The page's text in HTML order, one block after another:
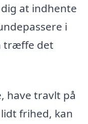
at indhente
i
træffe det
have travlt på
frihed, kan